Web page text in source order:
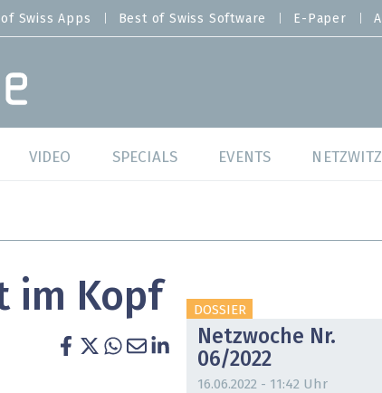
Swiss Apps Best of Swiss Software E-Paper
Software
VIDEO SPECIALS
Cybersecurity
IT for Gov
Cloud & Managed Services
EVENTS
Best of Swiss
im Kopf DOSSIER
Netzwoche Nr.
06/2022
16.06.2022 - 11:42 Uhr